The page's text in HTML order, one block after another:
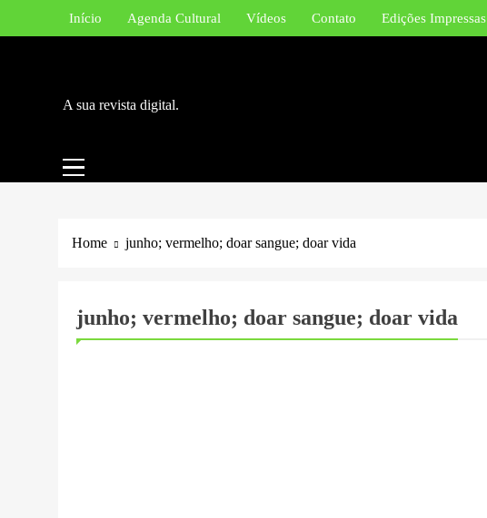
Início Agenda Cultural Vídeos Contato Edições Impressas
A sua revista digital.
Home junho; vermelho; doar sangue; doar vida
junho; vermelho; doar sangue; doar vida